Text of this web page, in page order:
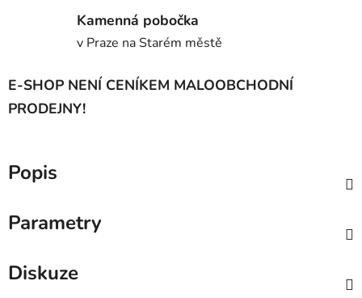
Kamenná pobočka
v Praze na Starém městě
E-SHOP NENÍ CENÍKEM MALOOBCHODNÍ
PRODEJNY!
Popis
Parametry
Diskuze